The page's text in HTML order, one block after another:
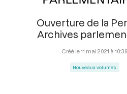
Ouverture de la
Archives
11 mai 2021 à 10:39
Nouveaux volumes